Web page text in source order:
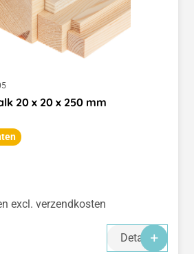
20 x 20 x 250 mm
excl. verzendkosten
Details